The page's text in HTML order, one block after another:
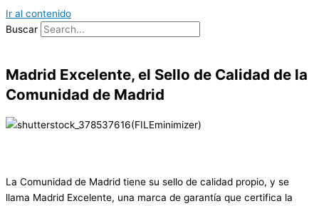
Ir al contenido
Buscar
Madrid Excelente, el Sello de Calidad de la
Comunidad de Madrid
La Comunidad de Madrid tiene su sello de calidad propio, y se
llama Madrid Excelente, una marca de garantía que certifica la